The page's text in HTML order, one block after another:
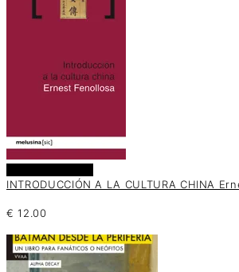
INTRODUCCIÓN A LA CULTURA CHINA
€ 12.00